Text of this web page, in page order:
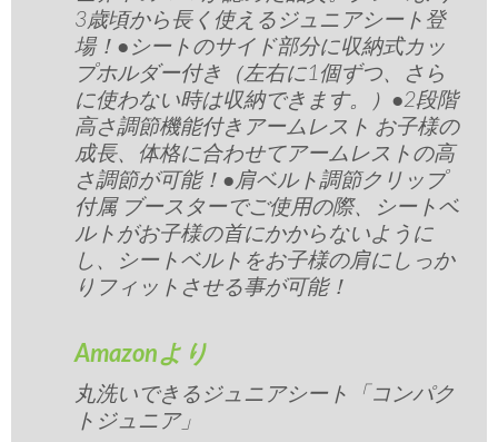
3歳頃から長く使えるジュニアシート登
場！●シートのサイド部分に収納式カッ
プホルダー付き（左右に1個ずつ、さら
に使わない時は収納できます。）●2段階
高さ調節機能付きアームレスト お子様の
成長、体格に合わせてアームレストの高
さ調節が可能！●肩ベルト調節クリップ
付属 ブースターでご使用の際、シートベ
ルトがお子様の首にかからないように
し、シートベルトをお子様の肩にしっか
りフィットさせる事が可能！
Amazonより
丸洗いできるジュニアシート「コンパク
トジュニア」